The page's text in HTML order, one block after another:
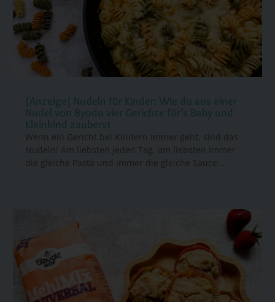
[Anzeige] Nudeln für Kinder: Wie du aus einer
Nudel von Byodo vier Gerichte für’s Baby und
Kleinkind zauberst
Wenn ein Gericht bei Kindern immer geht, sind das
Nudeln! Am liebsten jeden Tag, am liebsten immer
die gleiche Pasta und immer die gleiche Sauce....